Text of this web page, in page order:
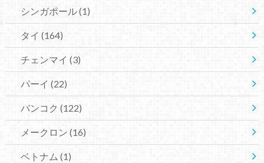
シンガポール(1)
タイ (164)
チェンマイ (3)
パーイ (22)
バンコク (122)
メークロン (16)
ベトナム (1)